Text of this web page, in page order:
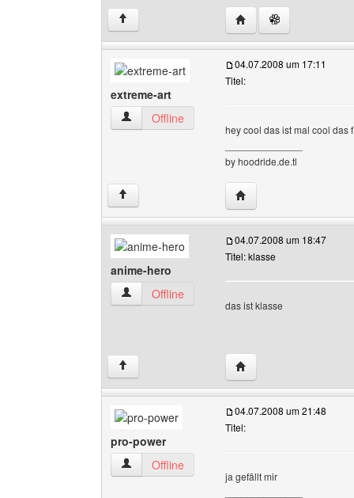
↑ Website dieses
extreme-art
extreme-art Benutzer-Profile anzeigen
Offline
04.07.2008 um 17:11
Titel:
hey cool das ist mal cool das
by hoodride.de.tl
↑ Website dieses
anime-hero
anime-hero Benutzer-Profile anzeigen
Offline
04.07.2008 um 18:47
Titel: klasse
das ist klasse
↑ Website dieses
pro-power
pro-power Benutzer-Profile anzeigen
Offline
04.07.2008 um 21:48
Titel:
ja gefällt mir